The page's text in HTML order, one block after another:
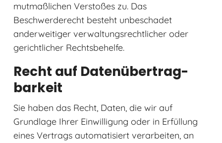
mutmaßlichen Verstoßes zu. Das
Beschwerderecht besteht unbeschadet
anderweitiger verwaltungsrechtlicher oder
gerichtlicher Rechtsbehelfe.
Recht auf Daten­übertrag­
barkeit
Sie haben das Recht, Daten, die wir auf
Grundlage Ihrer Einwilligung oder in Erfüllung
eines Vertrags automatisiert verarbeiten, an